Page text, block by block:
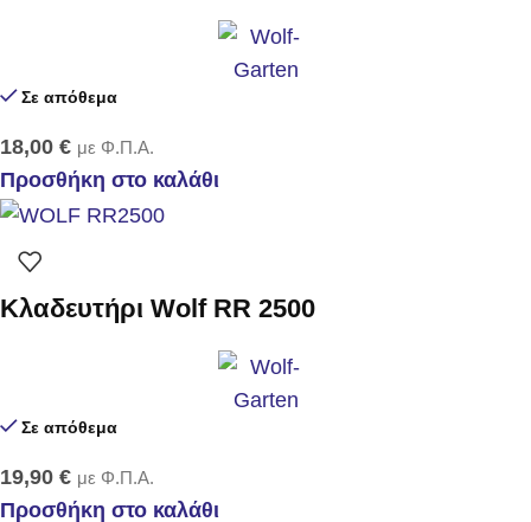
Σε απόθεμα
18,00 € με Φ.Π.Α.
Προσθήκη στο καλάθι
Κλαδευτήρι Wolf RR 2500
Σε απόθεμα
19,90 € με Φ.Π.Α.
Προσθήκη στο καλάθι